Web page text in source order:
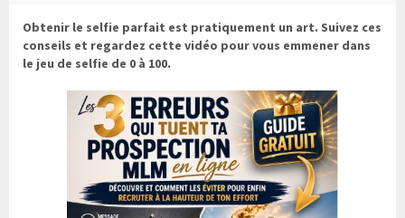
Obtenir le selfie parfait est pratiquement un art. Suivez ces
conseils et regardez cette vidéo pour vous emmener dans
le jeu de selfie de 0 à 100.